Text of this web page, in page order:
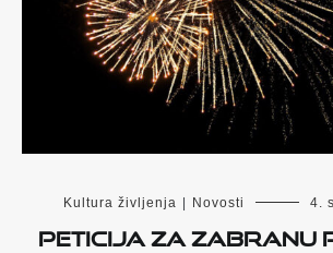
Kultura življenja | Novosti 4.
Peticija za zabranu